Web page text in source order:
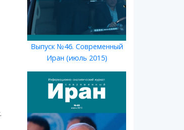
Выпуск №46. Современный
Иран (июль 2015)